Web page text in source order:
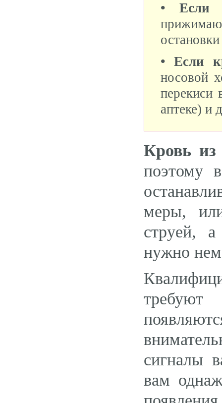
• Если
• Если
носовой
перекиси
аптеке) и
Кровь из
поэтому
меры,
струей, а
нужно
требуют
сигналы
вам